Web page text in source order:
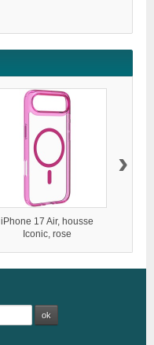
iPhone 17 Air, housse
Iconic, rose
›
ok